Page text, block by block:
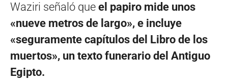
Waziri señaló que el papiro mide unos
«nueve metros de largo», e incluye
«seguramente capítulos del Libro de los
muertos», un texto funerario del Antiguo
Egipto.